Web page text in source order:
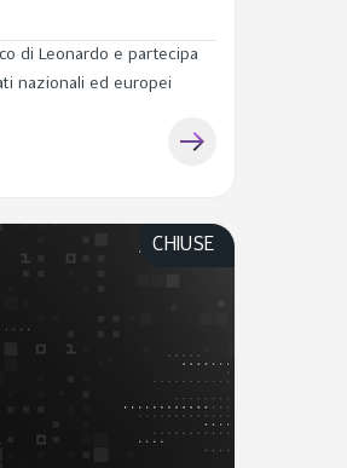
di Leonardo e partecipa
nazionali ed europei
CHIUSE